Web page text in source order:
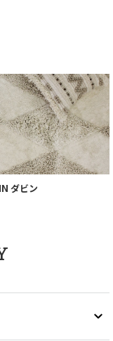
ダビン